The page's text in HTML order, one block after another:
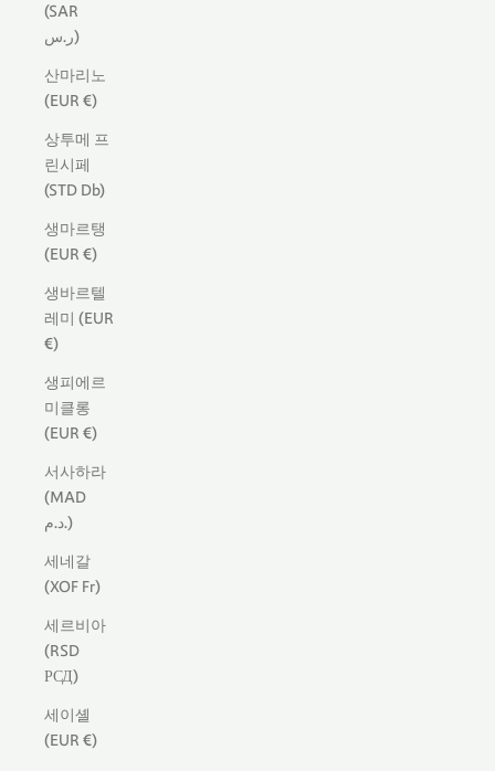
(SAR
ر.س)
산마리노
(EUR €)
상투메 프
린시페
(STD Db)
생마르탱
(EUR €)
생바르텔
레미 (EUR
€)
생피에르
미클롱
(EUR €)
서사하라
(MAD
د.م.)
세네갈
(XOF Fr)
세르비아
(RSD
РСД)
세이셸
(EUR €)